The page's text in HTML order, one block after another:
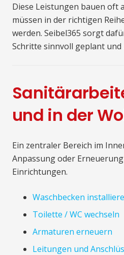
Diese Leistungen bauen oft
müssen in der richtigen
werden. Seibel365 sorgt
Schritte sinnvoll geplant und
und in der
Ein zentraler Bereich im
Anpassung oder
Einrichtungen.
Waschbecken
Toilette / WC wechseln
Armaturen erneuern
Leitungen und